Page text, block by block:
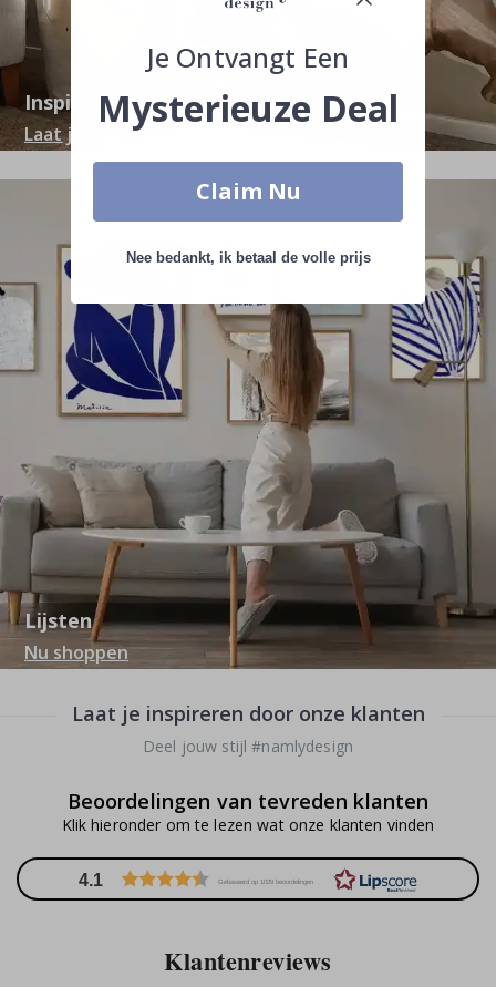
Inspiratie
Laat je inspireren door onze blog
Lijsten
Nu shoppen
Laat je inspireren door onze klanten
Deel jouw stijl #namlydesign
Beoordelingen van tevreden klanten
Klik hieronder om te lezen wat onze klanten vinden
4.1 Gebaseerd op 1029 beoordelingen
Klantenreviews
Je Ontvangt Een
Mysterieuze Deal
Claim Nu
Nee bedankt, ik betaal de volle prijs